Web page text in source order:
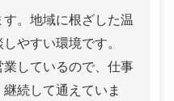
。地域に根ざした温
やすい環境です。
しているので、仕事
続して通えていま